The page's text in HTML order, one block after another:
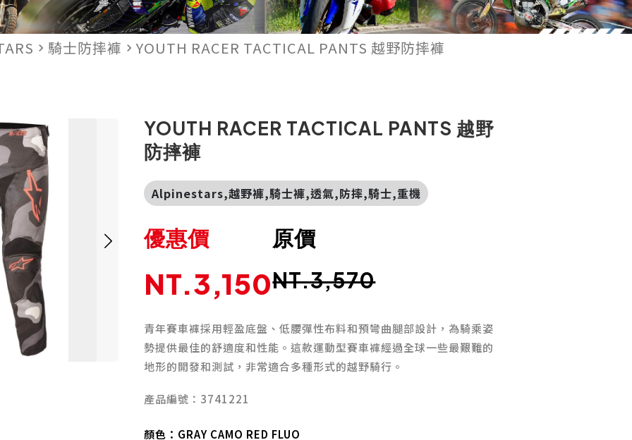
navigate_next 騎士防摔褲 navigate_next YOUTH RACER TACTICAL PANTS 越野防摔褲
YOUTH RACER TACTICAL PANTS 越野
防摔褲
Alpinestars,越野褲,騎士褲,透氣,防摔,騎士,重機
原價
NT.3,570
優惠價
NT.3,150
青年賽車褲採用輕盈底盤、低腰彈性布料和預彎曲腿部設計，為騎乘姿
勢提供最佳的舒適度和性能。這款運動型賽車褲經過全球一些最艱難的
地形的開發和測試，非常適合多種形式的越野騎行。
產品編號：3741221
顏色： GRAY CAMO RED FLUO